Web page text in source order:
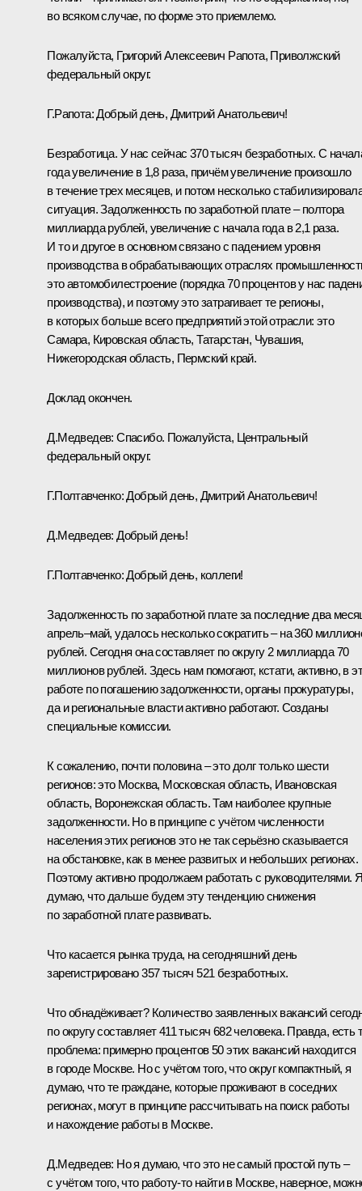
во всяком случае, по форме это приемлемо.
Пожалуйста, Григорий Алексеевич Рапота, Приволжский
федеральный округ.
Г.Рапота: Добрый день, Дмитрий Анатольевич!
Безработица. У нас сейчас 370 тысяч безработных. С
года увеличение в 1,8 раза, причём увеличение произошло
в течение трех месяцев, и потом несколько
ситуация. Задолженность по заработной плате – полтора
миллиарда рублей, увеличение с начала года в 2,1 раза.
И то и другое в основном связано с падением уровня
производства в обрабатывающих отраслях
это автомобилестроение (порядка 70 процентов у нас
производства), и поэтому это затрагивает те регионы,
в которых больше всего предприятий этой отрасли: это
Самара, Кировская область, Татарстан, Чувашия,
Нижегородская область, Пермский край.
Доклад окончен.
Д.Медведев: Спасибо. Пожалуйста, Центральный
федеральный округ.
Г.Полтавченко: Добрый день, Дмитрий Анатольевич!
Д.Медведев: Добрый день!
Г.Полтавченко: Добрый день, коллеги!
Задолженность по заработной плате за последние два
апрель–май, удалось несколько сократить – на 360
рублей. Сегодня она составляет по округу 2 миллиарда 70
миллионов рублей. Здесь нам помогают, кстати, активно, в
работе по погашению задолженности, органы прокуратуры,
да и региональные власти активно работают. Созданы
специальные комиссии.
К сожалению, почти половина – это долг только шести
регионов: это Москва, Московская область, Ивановская
область, Воронежская область. Там наиболее крупные
задолженности. Но в принципе с учётом численности
населения этих регионов это не так серьёзно сказывается
на обстановке, как в менее развитых и небольших регионах.
Поэтому активно продолжаем работать с руководителями.
думаю, что дальше будем эту тенденцию снижения
по заработной плате развивать.
Что касается рынка труда, на сегодняшний день
зарегистрировано 357 тысяч 521 безработных.
Что обнадёживает? Количество заявленных вакансий
по округу составляет 411 тысяч 682 человека. Правда, есть
проблема: примерно процентов 50 этих вакансий находится
в городе Москве. Но с учётом того, что округ компактный, я
думаю, что те граждане, которые проживают в соседних
регионах, могут в принципе рассчитывать на поиск работы
и нахождение работы в Москве.
Д.Медведев: Но я думаю, что это не самый простой путь –
с учётом того, что работу‑то найти в Москве, наверное,